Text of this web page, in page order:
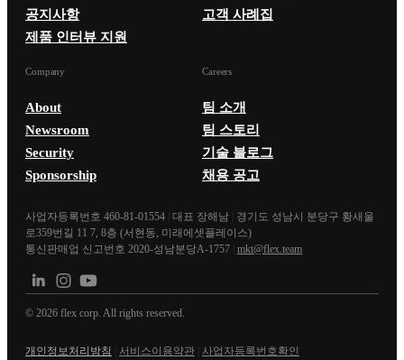
공지사항
제품 인터뷰 지원
고객 사례집
Company
About
Newsroom
Security
Sponsorship
Careers
팀 소개
팀 스토리
기술 블로그
채용 공고
사업자등록번호 460-81-01554 대표 장해남
경기도 성남시 분당구 황새울
로359번길 11 7, 8층 (서현동, 미래에셋플레이스)
통신판매업 신고번호 2020-성남분당A-1757 mkt@flex.team
© 2026 flex corp. All rights reserved.
개인정보처리방침 서비스이용약관 사업자등록번호확인